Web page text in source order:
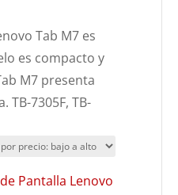
Tab M7 es
es compacto y
M7 presenta
7305F, TB-